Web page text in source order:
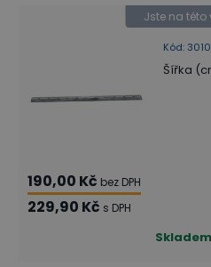
Kód:
Jste na této
Šířka
190,00 Kč bez DPH
229,90 Kč s DPH
Skladem